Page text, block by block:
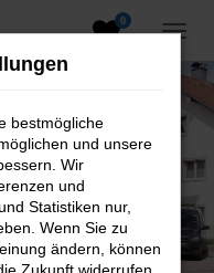
0
bestmögliche
und unsere
Wir
und
Statistiken nur,
Wenn Sie zu
ändern, können